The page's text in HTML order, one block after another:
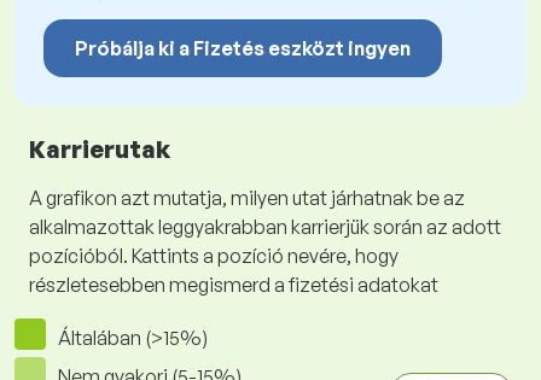
Próbálja ki a Fizetés eszközt ingyen
Karrierutak
A grafikon azt mutatja, milyen utat járhatnak be az
alkalmazottak leggyakrabban karrierjük során az adott
pozícióból. Kattints a pozíció nevére, hogy
részletesebben megismerd a fizetési adatokat
Általában (>15%)